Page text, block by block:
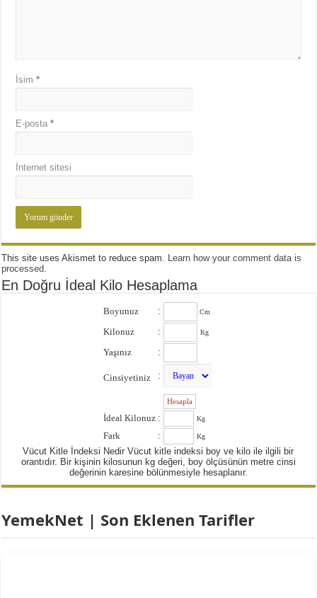
İsim*
E-posta*
İnternet sitesi
This site uses Akismet to reduce spam. Learn how your comment data is
processed
En Doğru İdeal Kilo Hesaplama
Boyunuz : Cm
Kilonuz : Kg
Yaşınız :
Cinsiyetiniz :
İdeal Kilonuz : Kg
Fark : Kg
Vücut Kitle İndeksi Nedir Vücut kitle indeksi boy ve kilo ile ilgili bir
orantıdır. Bir kişinin kilosunun kg değeri, boy ölçüsünün metre cinsi
değerinin karesine bölünmesiyle hesaplanır.
YemekNet | Son Eklenen Tarifler